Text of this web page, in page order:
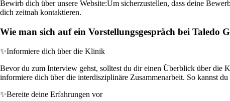
Bewirb dich über unsere Website:Um sicherzustellen, dass deine
dich zeitnah kontaktieren.
Wie man sich auf ein Vorstellungsgespräch bei Taledo
✨Informiere dich über die Klinik
Bevor du zum Interview gehst, solltest du dir einen Überblick über die
informiere dich über die interdisziplinäre Zusammenarbeit. So kannst
✨Bereite deine Erfahrungen vor